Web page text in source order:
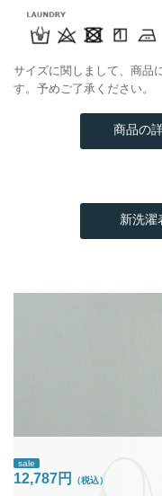
サイズに関しまして、商品
す。予めご了承ください。
商品の
新洗濯
sale
12,787円